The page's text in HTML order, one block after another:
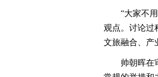
“大家不
观点。讨论过
文旅融合、产
帅朝晖在